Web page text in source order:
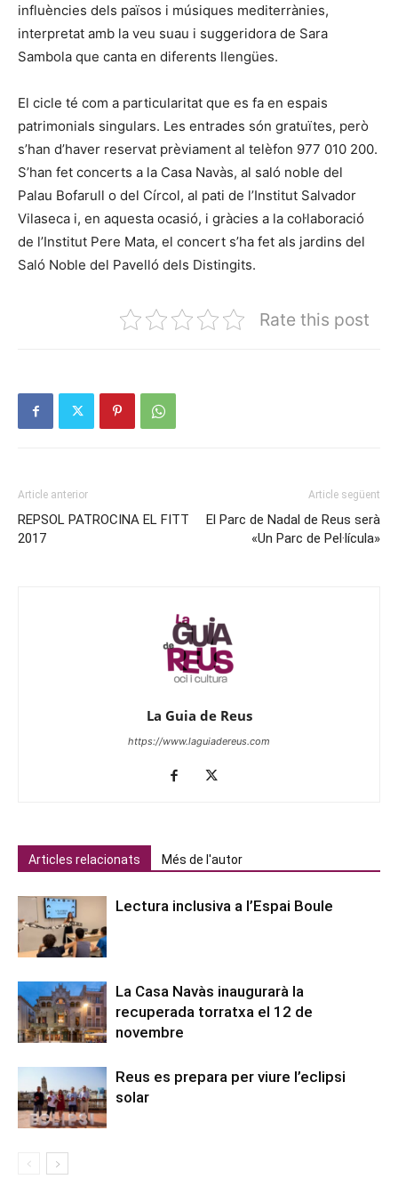
influències dels països i músiques mediterrànies,
interpretat amb la veu suau i suggeridora de Sara
Sambola que canta en diferents llengües.
El cicle té com a particularitat que es fa en espais
patrimonials singulars. Les entrades són gratuïtes, però
s’han d’haver reservat prèviament al telèfon 977 010 200.
S’han fet concerts a la Casa Navàs, al saló noble del
Palau Bofarull o del Círcol, al pati de l’Institut Salvador
Vilaseca i, en aquesta ocasió, i gràcies a la col·laboració
de l’Institut Pere Mata, el concert s’ha fet als jardins del
Saló Noble del Pavelló dels Distingits.
Rate this post
Article anterior
REPSOL PATROCINA EL FITT
2017
Article següent
El Parc de Nadal de Reus serà
«Un Parc de Pel·lícula»
La Guia de Reus
https://www.laguiadereus.com
Articles relacionats Més de l'autor
Lectura inclusiva a l’Espai Boule
La Casa Navàs inaugurarà la
recuperada torratxa el 12 de
novembre
Reus es prepara per viure l’eclipsi
solar